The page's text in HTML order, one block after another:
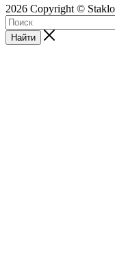
2026 Copyright ©
Найти